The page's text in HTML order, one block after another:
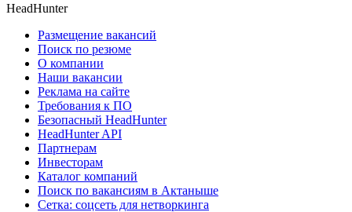
HeadHunter
Размещение вакансий
Поиск по резюме
О компании
Наши вакансии
Реклама на сайте
Требования к ПО
Безопасный HeadHunter
HeadHunter API
Партнерам
Инвесторам
Каталог компаний
Поиск по вакансиям в Актаныше
Сетка: соцсеть для нетворкинга